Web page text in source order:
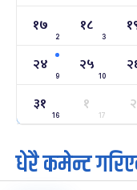
सोम
अन्तराष्ट्रिय
फाल्गुन २४, २०८३
२५
मंगल
ग्याल्पो ल्होसार
फाल्गुन २५, २०८३
७
आइत
पूर्णिमा व्रत
चैत्र ७, २०८३-Mar
१७
2
१८
3
२४
9
२५
10
३१
16
१
17
२
धेरै कमेन्ट